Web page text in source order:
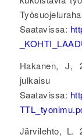
Saatavissa:
Hakanen, J,
Saatavissa:
Järvilehto, L.